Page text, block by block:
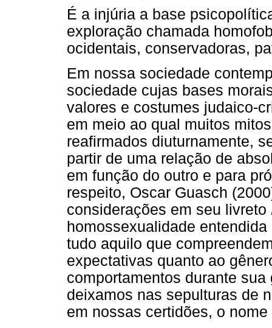
É a injúria a base
exploração chamada
ocidentais, conservadoras,
Em nossa sociedade
sociedade cujas bases
valores e costumes judaico-
em meio ao qual muitos
reafirmados diuturnamente,
partir de uma relação de
em função do outro e para
respeito, Oscar Guasch
considerações em seu livreto
homossexualidade
tudo aquilo que
expectativas quanto ao
comportamentos durante
deixamos nas sepulturas de
em nossas certidões, o